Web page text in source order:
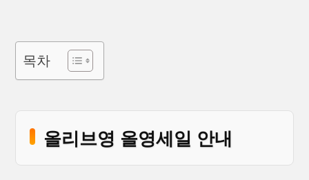
목차
올리브영 올영세일 안내